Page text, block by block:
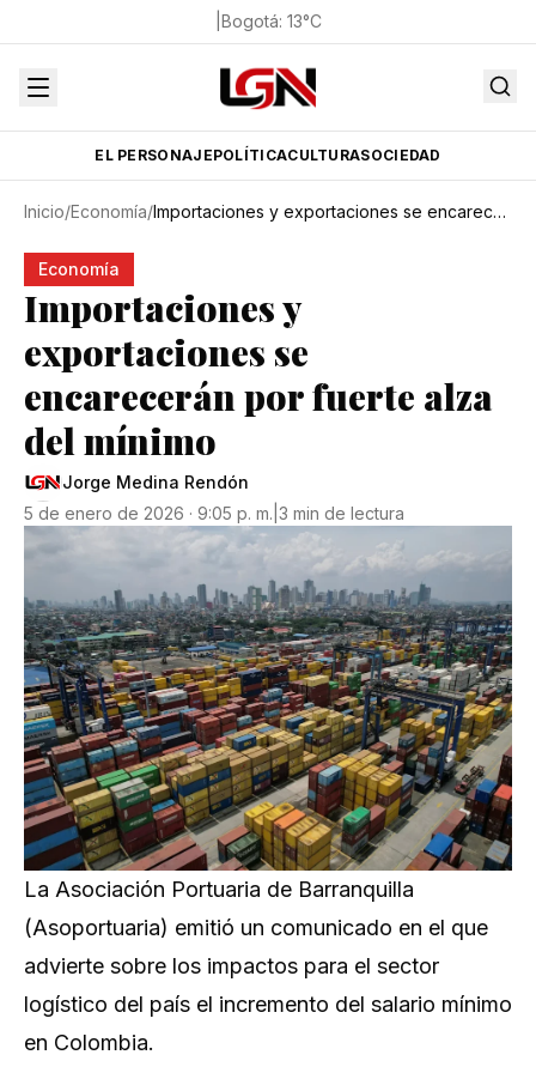
Bogotá: 13°C
EL PERSONAJEPOLÍTICACULTURASOCIEDAD
Inicio/Economía/ Importaciones y exportaciones se encarecerán por fuerte alza del mínimo
Economía
Importaciones y
exportaciones se
encarecerán por fuerte alza
del mínimo
Jorge Medina Rendón
5 de enero de 2026 · 9:05 p. m. 3 min de lectura
La Asociación Portuaria de Barranquilla
(Asoportuaria) emitió un comunicado en el que
advierte sobre los impactos para el sector
logístico del país el incremento del salario mínimo
en Colombia.